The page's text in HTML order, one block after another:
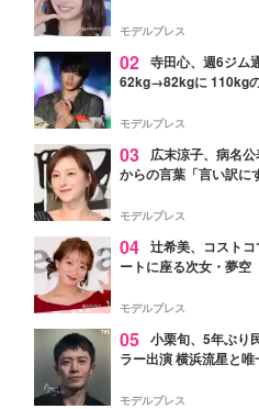
モデルプレス
02 寺田心、週6ジム
62kg→82kgに 110kg
「かっこいい」と反響
モデルプレス
03
広末涼子、病名
からの言葉「言い訳に
モデルプレス
04 辻希美、コスト
ートに座る次女・夢空
ぎ」「成長を感じる」の
モデルプレス
05 小栗旬、5年ぶり
ラー出演 横浜流星と
モデルプレス